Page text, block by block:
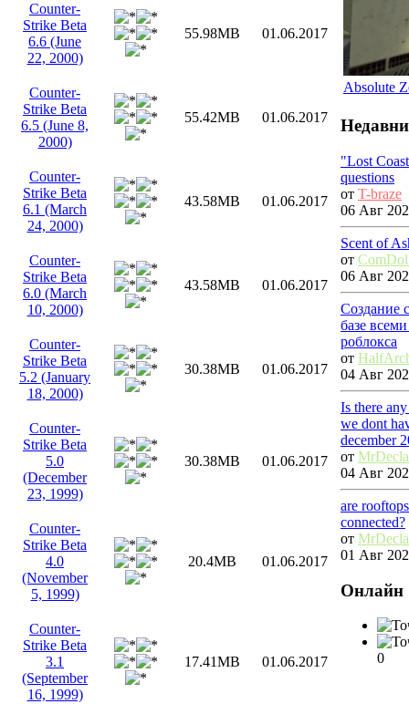
Counter-
Strike Beta
6.6 (June
22, 2000)
55.98MB 01.06.2017
Counter-
Strike Beta
6.5 (June 8,
2000)
55.42MB 01.06.2017
Counter-
Strike Beta
6.1 (March
24, 2000)
43.58MB 01.06.2017
Counter-
Strike Beta
6.0 (March
10, 2000)
43.58MB 01.06.2017
Counter-
Strike Beta
5.2 (January
18, 2000)
30.38MB 01.06.2017
Counter-
Strike Beta
5.0
(December
23, 1999)
30.38MB 01.06.2017
Counter-
Strike Beta
4.0
(November
5, 1999)
20.4MB 01.06.2017
Counter-
Strike Beta
3.1
(September
16, 1999)
17.41MB 01.06.2017
Absolute
"Lost
questions
от T-braze
06 Авг
Scent of
от
06 Авг
Создание
базе
роблокса
от
04 Авг
Is there
we dont
december
от
04 Авг
are
connected?
от
01 Авг
Онлайн
0